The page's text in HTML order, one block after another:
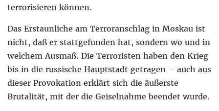
terrorisieren können.
Das Erstaunliche am Terroranschlag in Moskau ist
nicht, daß er stattgefunden hat, sondern wo und in
welchem Ausmaß. Die Terroristen haben den Krieg
bis in die russische Hauptstadt getragen – auch aus
dieser Provokation erklärt sich die äußerste
Brutalität, mit der die Geiselnahme beendet wurde.